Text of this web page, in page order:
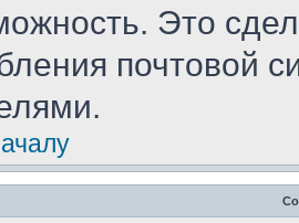
Это
почтовой